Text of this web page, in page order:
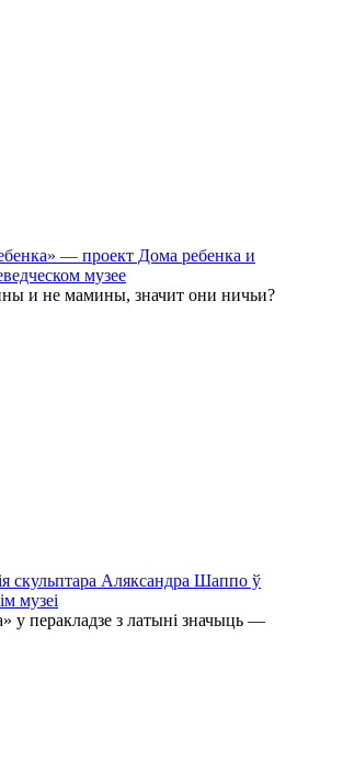
— проект Дома ребенка и
музее
и не мамины, значит они ничьи?
скульптара Аляксандра Шаппо ў
музеі
у перакладзе з латыні значыць —